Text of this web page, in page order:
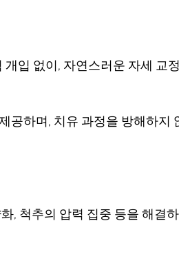
입 없이, 자연스러운 자세 교
공하며, 치유 과정을 방해하지
, 척추의 압력 집중 등을 해결